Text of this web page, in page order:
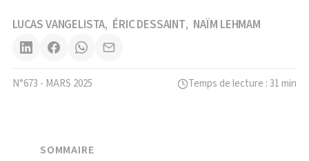
LUCAS VANGELISTA, ÉRIC DESSAINT, NAÏM LEHMAM
N°673 - MARS 2025 Temps de lecture : 31 min
SOMMAIRE